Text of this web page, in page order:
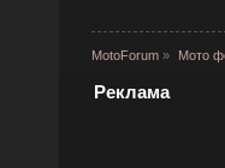
MotoForum » Мото
Реклама